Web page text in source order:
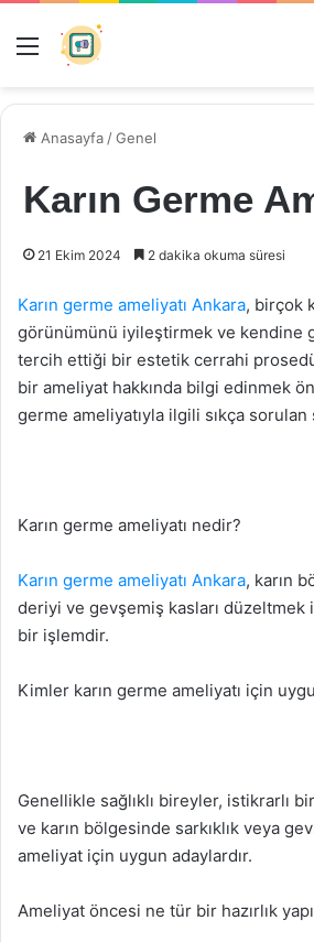
Menü
Anasayfa /Genel
Karın Germe
21 Ekim 2024 2 dakika okuma süresi
Karın germe ameliyatı Ankara, birçok
görünümünü iyileştirmek ve kendine
tercih ettiği bir estetik cerrahi
bir ameliyat hakkında bilgi edinmek
germe ameliyatıyla ilgili sıkça sorulan
Karın germe ameliyatı nedir?
Karın germe ameliyatı Ankara, karın
deriyi ve gevşemiş kasları düzeltmek
bir işlemdir.
Kimler karın germe ameliyatı için
Genellikle sağlıklı bireyler, istikrarlı
ve karın bölgesinde sarkıklık veya
ameliyat için uygun adaylardır.
Ameliyat öncesi ne tür bir hazırlık